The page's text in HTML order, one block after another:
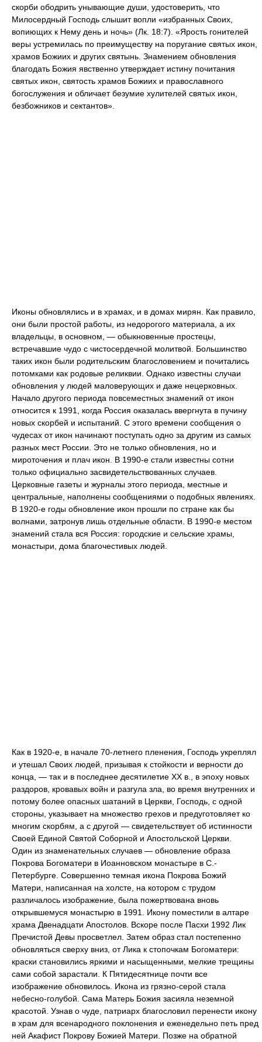
скорби ободрить унывающие души, удостоверить, что
Милосердный Господь слышит вопли «избранных Своих,
вопиющих к Нему день и ночь» (Лк. 18:7). «Ярость гонителей
веры устремилась по преимуществу на поругание святых икон,
храмов Божиих и других святынь. Знамением обновления
благодать Божия явственно утверждает истину почитания
святых икон, святость храмов Божиих и православного
богослужения и обличает безумие хулителей святых икон,
безбожников и сектантов».
Иконы обновлялись и в храмах, и в домах мирян. Как правило,
они были простой работы, из недорогого материала, а их
владельцы, в основном, — обыкновенные простецы,
встречавшие чудо с чистосердечной молитвой. Большинство
таких икон были родительским благословением и почитались
потомками как родовые реликвии. Однако известны случаи
обновления у людей маловерующих и даже нецерковных.
Начало другого периода повсеместных знамений от икон
относится к 1991, когда Россия оказалась ввергнута в пучину
новых скорбей и испытаний. С этого времени сообщения о
чудесах от икон начинают поступать одно за другим из самых
разных мест России. Это не только обновления, но и
мироточения и плач икон. В 1990-е стали известны сотни
только официально засвидетельствованных случаев.
Церковные газеты и журналы этого периода, местные и
центральные, наполнены сообщениями о подобных явлениях.
В 1920-е годы обновление икон прошли по стране как бы
волнами, затронув лишь отдельные области. В 1990-е местом
знамений стала вся Россия: городские и сельские храмы,
монастыри, дома благочестивых людей.
Как в 1920-е, в начале 70-летнего пленения, Господь укреплял
и утешал Своих людей, призывая к стойкости и верности до
конца, — так и в последнее десятилетие XX в., в эпоху новых
раздоров, кровавых войн и разгула зла, во время внутренних и
потому более опасных шатаний в Церкви, Господь, с одной
стороны, указывает на множество грехов и предуготовляет ко
многим скорбям, а с другой — свидетельствует об истинности
Своей Единой Святой Соборной и Апостольской Церкви.
Один из знаменательных случаев — обновление образа
Покрова Богоматери в Иоанновском монастыре в С.-
Петербурге. Совершенно темная икона Покрова Божий
Матери, написанная на холсте, на котором с трудом
различалось изображение, была пожертвована вновь
открывшемуся монастырю в 1991. Икону поместили в алтаре
храма Двенадцати Апостолов. Вскоре после Пасхи 1992 Лик
Пречистой Девы просветлел. Затем образ стал постепенно
обновляться сверху вниз, от Лика к стопочкам Богоматери:
краски становились яркими и насыщенными, мелкие трещины
сами собой зарастали. К Пятидесятнице почти все
изображение обновилось. Икона из грязно-серой стала
небесно-голубой. Сама Матерь Божия засияла неземной
красотой. Узнав о чуде, патриарх благословил перенести икону
в храм для всенародного поклонения и еженедельно петь пред
ней Акафист Покрову Божией Матери. Позже на обратной